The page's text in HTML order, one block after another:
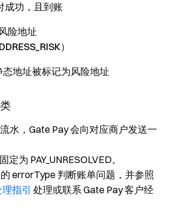
成功，且到账
险地址
）
态地址被标记为风险地址
水，Gate Pay 会向对应商户发送一
为 PAY_UNRESOLVED。
errorType 判断账单问题，并参照
指引 处理或联系 Gate Pay 客户经